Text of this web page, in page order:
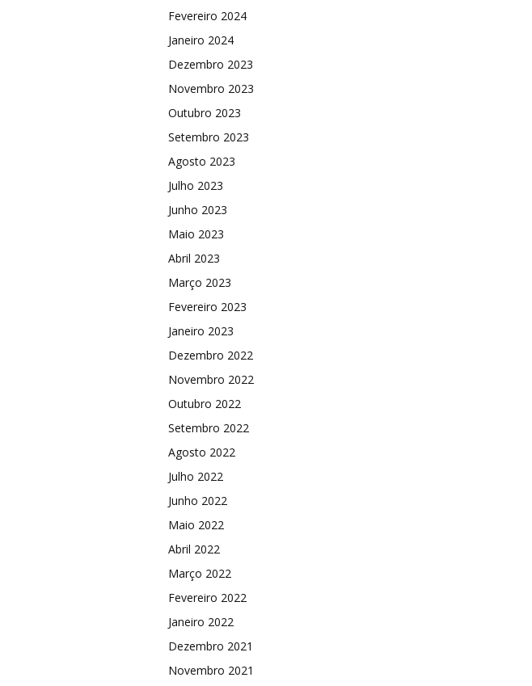
Fevereiro 2024
Janeiro 2024
Dezembro 2023
Novembro 2023
Outubro 2023
Setembro 2023
Agosto 2023
Julho 2023
Junho 2023
Maio 2023
Abril 2023
Março 2023
Fevereiro 2023
Janeiro 2023
Dezembro 2022
Novembro 2022
Outubro 2022
Setembro 2022
Agosto 2022
Julho 2022
Junho 2022
Maio 2022
Abril 2022
Março 2022
Fevereiro 2022
Janeiro 2022
Dezembro 2021
Novembro 2021